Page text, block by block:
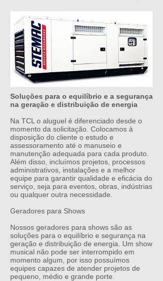
Soluções para o equilíbrio e a segurança
na geração e distribuição de energia
Na TCL o aluguel é diferenciado desde o
momento da solicitação. Colocamos à
disposição do cliente o estudo e
assessoramento até o manuseio e
manutenção adequada para cada produto.
Além disso, incluímos projetos, processos
administrativos, instalações e a melhor
equipe para garantir qualidade e eficácia do
serviço, seja para eventos, obras, indústrias
ou qualquer outra necessidade.
Geradores para Shows
Nossos geradores para shows são as
soluções para o equilíbrio e segurança na
geração e distribuição de energia. Um show
musical não pode ser interrompido em
momento algum, por isso possuímos
equipes capazes de atender projetos de
pequeno, médio e grande porte.